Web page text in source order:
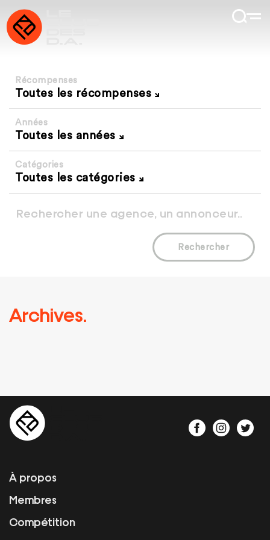
Récompenses
Toutes les récompenses
Années
Toutes les années
Catégories
Toutes les catégories
Rechercher
Archives.
À propos
Membres
Compétition